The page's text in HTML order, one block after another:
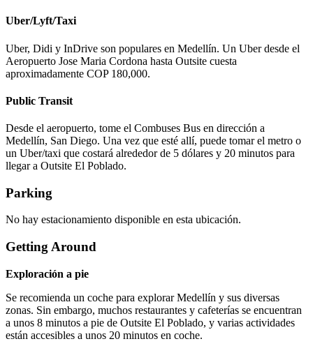
Uber/Lyft/Taxi
Uber, Didi y InDrive son populares en Medellín. Un Uber desde el
Aeropuerto Jose Maria Cordona hasta Outsite cuesta
aproximadamente COP 180,000.
Public Transit
Desde el aeropuerto, tome el Combuses Bus en dirección a
Medellín, San Diego. Una vez que esté allí, puede tomar el metro o
un Uber/taxi que costará alrededor de 5 dólares y 20 minutos para
llegar a Outsite El Poblado.
Parking
No hay estacionamiento disponible en esta ubicación.
Getting Around
Exploración a pie
Se recomienda un coche para explorar Medellín y sus diversas
zonas. Sin embargo, muchos restaurantes y cafeterías se encuentran
a unos 8 minutos a pie de Outsite El Poblado, y varias actividades
están accesibles a unos 20 minutos en coche.